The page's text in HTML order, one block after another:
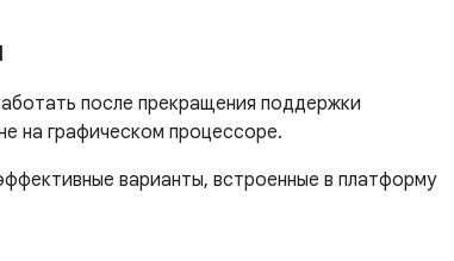
после прекращения поддержки
на графическом процессоре.
варианты, встроенные в платформу